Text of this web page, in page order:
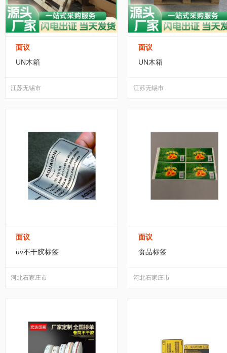
面议
UN木箱
江苏无锡市
面议
UN木箱
江苏无锡市
面议
uv不干胶标签
河北石家庄市
面议
食品标签
河北石家庄市